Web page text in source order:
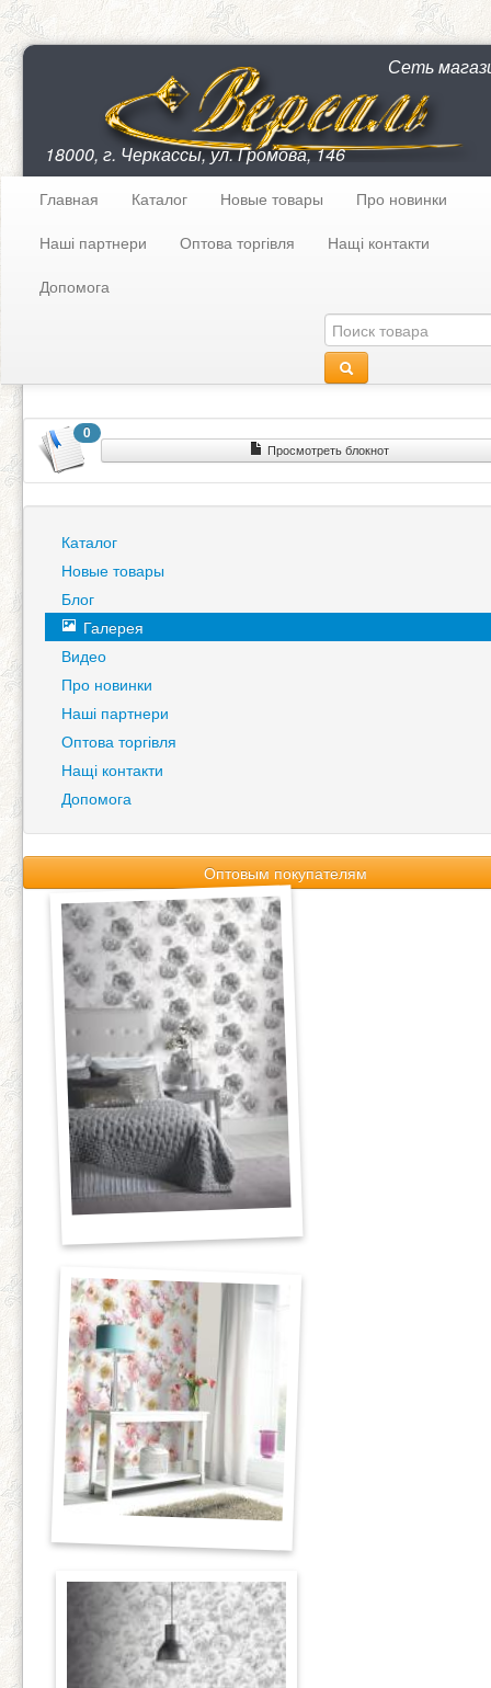
Сеть
18000, г. Черкассы, ул. Громова, 146
Главная Каталог Новые товары
Про новинки
Наші партнери
Оптова торгівля
Нащі контакти
Допомога
0
Просмотреть блокнот
Каталог
Новые товары
Блог
Галерея
Видео
Про новинки
Наші партнери
Оптова торгівля
Нащі контакти
Допомога
Оптовым покупателям